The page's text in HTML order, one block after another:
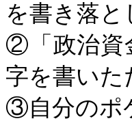
を書き落と
②「政治資
字を書いた
③自分のポ